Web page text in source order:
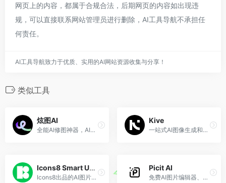
网页上的内容，都属于合规合法，后期网页的内容如出现违
规，可以直接联系网站管理员进行删除，AI工具导航不承担任
何责任。
AI工具导航致力于优质、实用的AI网站资源收集与分享！
类似工具
炫图AI
全能AI修图神器，AI换装、修图、改图、P图
Kive
一站式AI图像生成和管理平台
Icons8 Smart Upscaler
Icons8出品的AI图片无损放大工具
Picit AI
免费AI图片编辑器、滤镜与设计工具